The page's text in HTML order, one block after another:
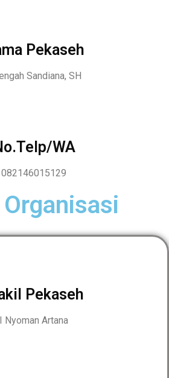
Pekaseh
Sandiana, SH
WA
082146015129
Pekaseh
I Nyoman Artana